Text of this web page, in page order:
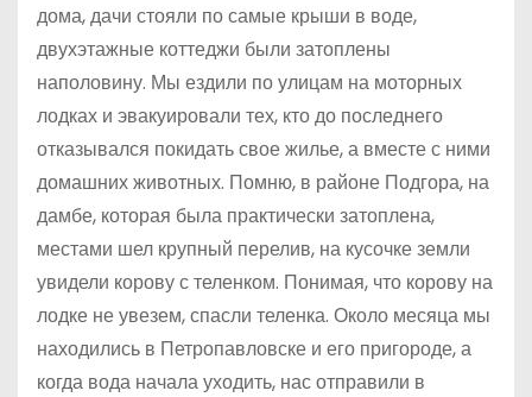
дома, дачи стояли по самые крыши в воде,
двухэтажные коттеджи были затоплены
наполовину. Мы ездили по улицам на моторных
лодках и эвакуировали тех, кто до последнего
отказывался покидать свое жилье, а вместе с ними
домашних животных. Помню, в районе Подгора, на
дамбе, которая была практически затоплена,
местами шел крупный перелив, на кусочке земли
увидели корову с теленком. Понимая, что корову на
лодке не увезем, спасли теленка. Около месяца мы
находились в Петропавловске и его пригороде, а
когда вода начала уходить, нас отправили в